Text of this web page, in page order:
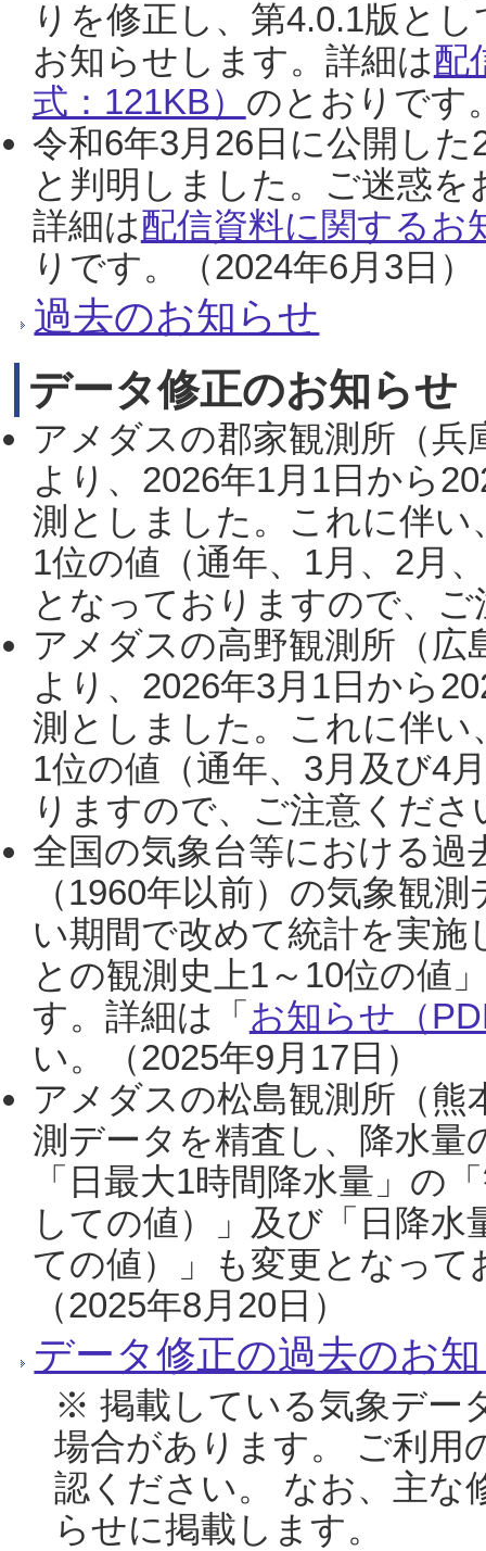
りを修正し、第4.0.1版と
お知らせします。詳細は配
式：121KB） のとおりです
令和6年3月26日に公開し
と判明しました。ご迷惑
詳細は配信資料に関するお
りです。（2024年6月3日）
過去のお知らせ
データ修正のお知らせ
アメダスの郡家観測所（
より、2026年1月1日から
測としました。これに伴い
1位の値（通年、1月、2月
となっておりますので、
アメダスの高野観測所（
より、2026年3月1日から
測としました。これに伴い
1位の値（通年、3月及び4
りますので、ご注意くだ
全国の気象台等における過
（1960年以前）の気象観
い期間で改めて統計を実
との観測史上1～10位の値
す。詳細は「 お知らせ（
い。（2025年9月17日）
アメダスの松島観測所（熊
測データを精査し、降水
「日最大1時間降水量」の
しての値）」及び「日降
ての値）」も変更となっ
（2025年8月20日）
データ修正の過去のお
※ 掲載している気象デー
場合があります。 ご利用
認ください。 なお、主な
らせに掲載します。